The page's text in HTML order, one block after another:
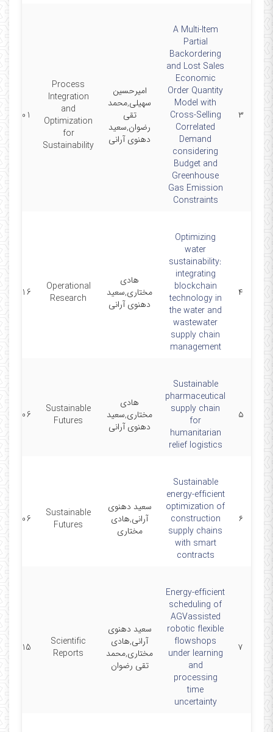
۳
A Multi-Item
Partial
Backordering
and Lost Sales
Economic
Order Quantity
Model with
Cross-Selling
Correlated
Demand
considering
Budget and
Greenhouse
Gas Emission
Constraints
امیرحسین
سهیلی,محمد
تقی
رضوان,سعید
دهنوی آرانی
Process
Integration
and
Optimization
for
Sustainability
06-01
۴
Optimizing
water
sustainability:
integrating
blockchain
technology in
the water and
wastewater
supply chain
management
هادی
مختاری,سعید
دهنوی آرانی
Operational
Research
03-16
۵
Sustainable
pharmaceutical
supply chain
for
humanitarian
relief logistics
هادی
مختاری,سعید
دهنوی آرانی
Sustainable
Futures
02-06
۶
Sustainable
energy-efficient
optimization of
construction
supply chains
with smart
contracts
سعید دهنوی
آرانی,هادی
مختاری
Sustainable
Futures
01-06
۷
Energy-efficient
scheduling of
AGVassisted
robotic flexible
flowshops
under learning
and
processing
time
uncertainty
سعید دهنوی
آرانی,هادی
مختاری,محمد
تقی رضوان
Scientific
Reports
12-15